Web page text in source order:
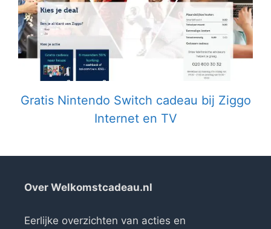
Gratis Nintendo Switch cadeau bij Ziggo
Internet en TV
Over Welkomstcadeau.nl
Eerlijke overzichten van acties en